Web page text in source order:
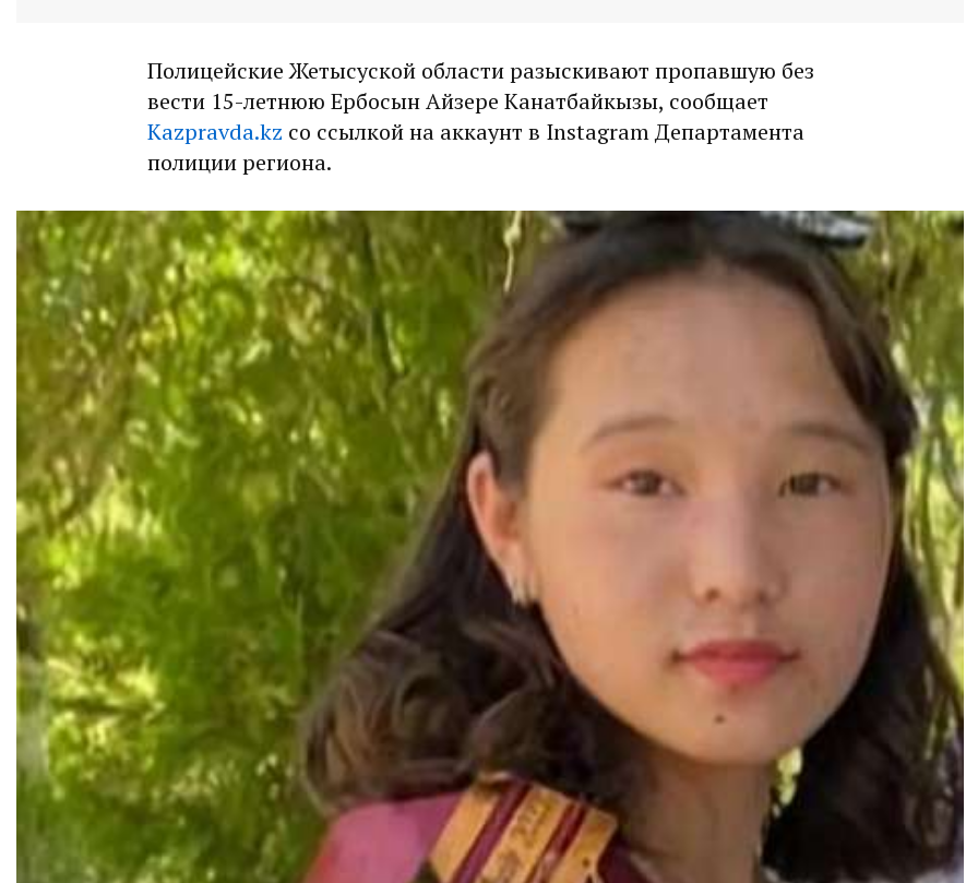
Полицейские Жетысуской области разыскивают пропавшую без
вести 15-летнюю Ербосын Айзере Канатбайкызы, сообщает
Kazpravda.kz со ссылкой на аккаунт в Instagram Департамента
полиции региона.